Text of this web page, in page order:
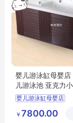
婴儿游泳缸母婴店
儿游泳池 亚克力
缸
婴儿游泳缸母婴店
亚克力小儿游泳浴缸
￥ 7800.00